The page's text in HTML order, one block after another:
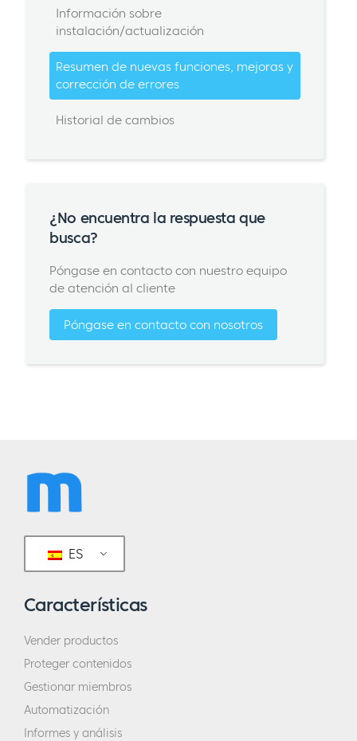
Información sobre
instalación/actualización
Resumen de nuevas funciones, mejoras y
corrección de errores
Historial de cambios
¿No encuentra la respuesta que
busca?
Póngase en contacto con nuestro equipo
de atención al cliente
Póngase en contacto con nosotros
ES
Características
Vender productos
Proteger contenidos
Gestionar miembros
Automatización
Informes y análisis